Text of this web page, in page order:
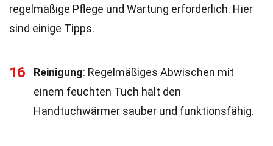
regelmäßige Pflege und Wartung erforderlich. Hier
sind einige Tipps.
16 Reinigung: Regelmäßiges Abwischen mit
einem feuchten Tuch hält den
Handtuchwärmer sauber und funktionsfähig.